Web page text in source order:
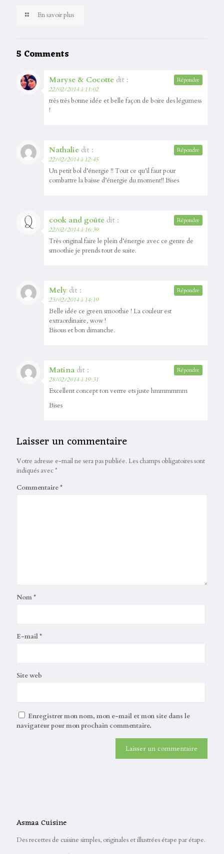
En savoir plus
5 Comments
Maryse & Cocotte dit :
22/02/2014 à 11:02
très très bonne idée et belle façon de boire des légumess
!
Répondre
Nathalie dit :
22/02/2014 à 12:45
Un petit bol d’énergie !! Tout ce qu’il faut pour
combattre la baisse d’énergie du moment!! Bises
Répondre
cook and goûte dit :
22/02/2014 à 16:39
Très original faire le plein d’énergie avec ce genre de
smoothie je prends tout de suite.
Répondre
Mely dit :
23/02/2014 à 14:19
Belle idée ce green smoothie ! La couleur est
extraordinaire, wow !
Bisous et bon dimanche.
Répondre
Matina dit :
28/02/2014 à 19:31
Excellent concept ton verrre ets juste hmmmmmm
Bises
Répondre
Laisser un commentaire
Votre adresse e-mail ne sera pas publiée. Les champs obligatoires sont
indiqués avec*
Commentaire*
Nom*
E-mail*
Site web
Enregistrer mon nom, mon e-mail et mon site dans le
navigateur pour mon prochain commentaire.
Asmaa Cuisine
Des recettes de cuisine simples, originales et illustrées étape par étape.